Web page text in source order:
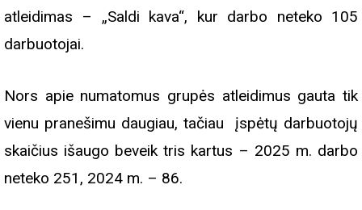
atleidimas – „Saldi kava“, kur darbo neteko 105
darbuotojai.
Nors apie numatomus grupės atleidimus gauta tik
vienu pranešimu daugiau, tačiau įspėtų darbuotojų
skaičius išaugo beveik tris kartus – 2025 m. darbo
neteko 251, 2024 m. – 86.